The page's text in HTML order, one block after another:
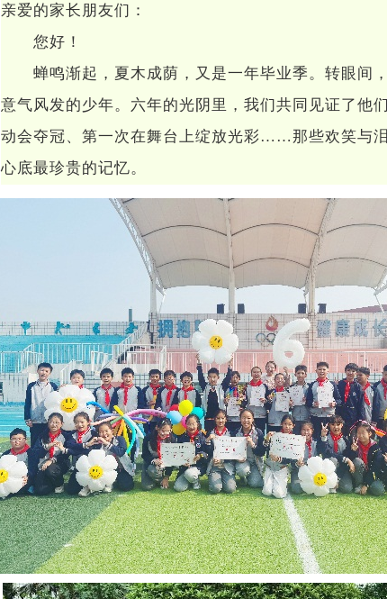
亲爱的家长朋友们：
您好！
蝉鸣渐起，夏木成荫，又是一年毕业季。转眼间
意气风发的少年。六年的光阴里，我们共同见证了他
动会夺冠、第一次在舞台上绽放光彩……那些欢笑与
心底最珍贵的记忆。